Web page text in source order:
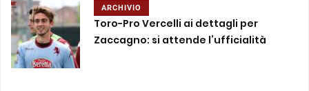
ARCHIVIO
Toro-Pro Vercelli ai dettagli per
Zaccagno: si attende l’ufficialità